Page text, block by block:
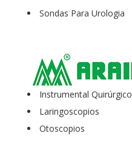
Sondas Para Urologia
Instrumental Quirúrgico
Laringoscopios
Otoscopios